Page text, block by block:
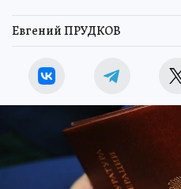
Евгений ПРУДКОВ